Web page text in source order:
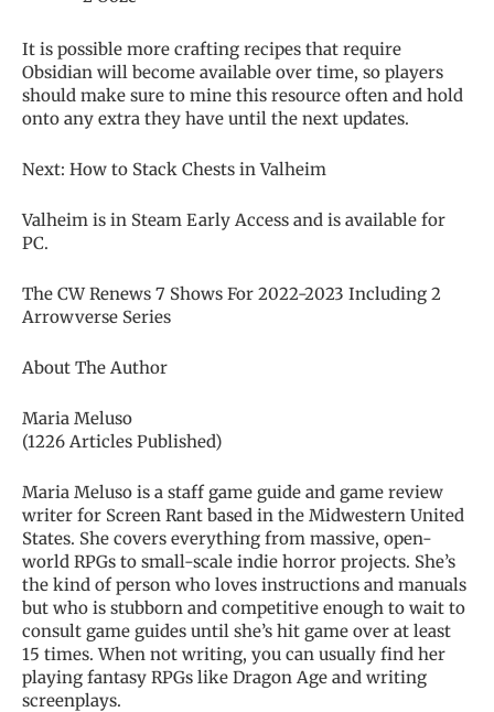
It is possible more crafting recipes that require
Obsidian will become available over time, so players
should make sure to mine this resource often and hold
onto any extra they have until the next updates.
Next: How to Stack Chests in Valheim
Valheim is in Steam Early Access and is available for
PC.
The CW Renews 7 Shows For 2022-2023 Including 2
Arrowverse Series
About The Author
Maria Meluso
(1226 Articles Published)
Maria Meluso is a staff game guide and game review
writer for Screen Rant based in the Midwestern United
States. She covers everything from massive, open-
world RPGs to small-scale indie horror projects. She’s
the kind of person who loves instructions and manuals
but who is stubborn and competitive enough to wait to
consult game guides until she’s hit game over at least
15 times. When not writing, you can usually find her
playing fantasy RPGs like Dragon Age and writing
screenplays.